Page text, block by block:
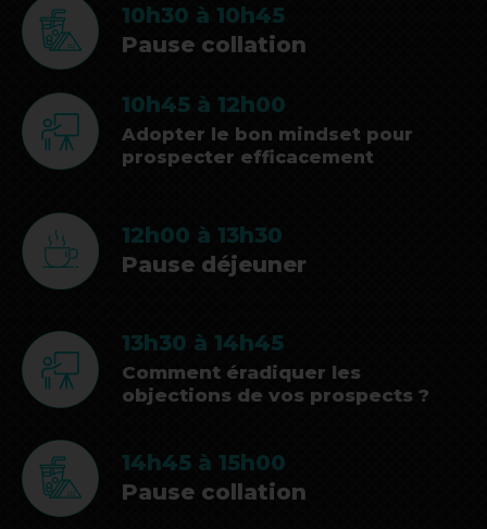
10h30 à 10h45
Pause collation
10h45 à 12h00
Adopter le bon mindset pour
prospecter efficacement
12h00 à 13h30
Pause déjeuner
13h30 à 14h45
Comment éradiquer les
objections de vos prospects ?
14h45 à 15h00
Pause collation